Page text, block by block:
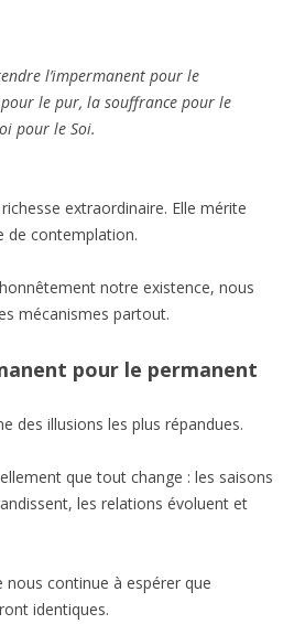
l’impermanent pour le
le pur, la souffrance pour le
pour le Soi.
extraordinaire. Elle mérite
de contemplation.
notre existence, nous
mécanismes partout.
pour le permanent
des illusions les plus répandues.
que tout change : les saisons
les relations évoluent et
continue à espérer que
identiques.